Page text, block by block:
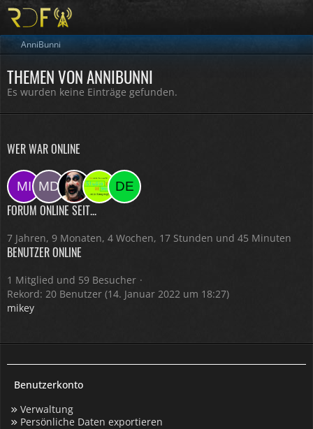
AnniBunni
THEMEN VON ANNIBUNNI
Es wurden keine Einträge gefunden.
WER WAR ONLINE
FORUM ONLINE SEIT...
7 Jahren, 9 Monaten, 4 Wochen, 17 Stunden und 45 Minuten
BENUTZER ONLINE
1 Mitglied und 59 Besucher
Rekord: 20 Benutzer (14. Januar 2022 um 18:27)
mikey
Benutzerkonto
Verwaltung
Persönliche Daten exportieren